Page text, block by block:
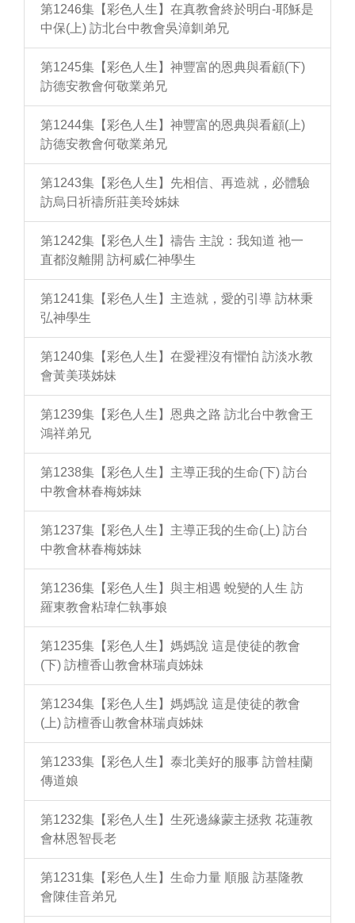
第1246集【彩色人生】在真教會終於明白-耶穌是
中保(上) 訪北台中教會吳漳釧弟兄
第1245集【彩色人生】神豐富的恩典與看顧(下)
訪德安教會何敬業弟兄
第1244集【彩色人生】神豐富的恩典與看顧(上)
訪德安教會何敬業弟兄
第1243集【彩色人生】先相信、再造就，必體驗
訪烏日祈禱所莊美玲姊妹
第1242集【彩色人生】禱告 主說：我知道 祂一
直都沒離開 訪柯威仁神學生
第1241集【彩色人生】主造就，愛的引導 訪林秉
弘神學生
第1240集【彩色人生】在愛裡沒有懼怕 訪淡水教
會黃美瑛姊妹
第1239集【彩色人生】恩典之路 訪北台中教會王
鴻祥弟兄
第1238集【彩色人生】主導正我的生命(下) 訪台
中教會林春梅姊妹
第1237集【彩色人生】主導正我的生命(上) 訪台
中教會林春梅姊妹
第1236集【彩色人生】與主相遇 蛻變的人生 訪
羅東教會粘瑋仁執事娘
第1235集【彩色人生】媽媽說 這是使徒的教會
(下) 訪檀香山教會林瑞貞姊妹
第1234集【彩色人生】媽媽說 這是使徒的教會
(上) 訪檀香山教會林瑞貞姊妹
第1233集【彩色人生】泰北美好的服事 訪曾桂蘭
傳道娘
第1232集【彩色人生】生死邊緣蒙主拯救 花蓮教
會林恩智長老
第1231集【彩色人生】生命力量 順服 訪基隆教
會陳佳音弟兄